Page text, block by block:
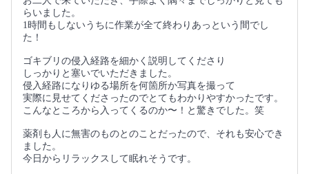
らいました。
1時間もしないうちに作業が全て終わりあっという間でし
た！
ゴキブリの侵入経路を細かく説明してくださり
しっかりと塞いでいただきました。
侵入経路になりゆる場所を何箇所か写真を撮って
実際に見せてくださったのでとてもわかりやすかったです。
こんなところから入ってくるのか〜！と驚きでした。笑
薬剤も人に無害のものとのことだったので、それも安心でき
ました。
今日からリラックスして眠れそうです。